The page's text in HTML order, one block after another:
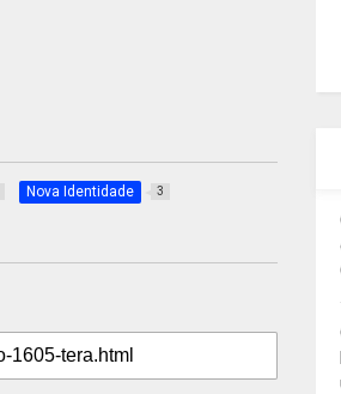
Nova Identidade 3